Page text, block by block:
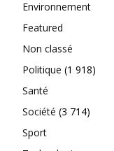
Environnement
Featured
Non classé
Politique (1 918)
Santé
Société (3 714)
Sport